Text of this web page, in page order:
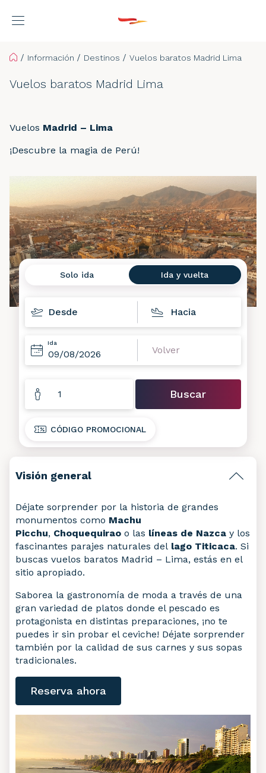
Home
Información Destinos Vuelos baratos Madrid Lima
Vuelos baratos Madrid Lima
Vuelos Madrid – Lima
¡Descubre la magia de Perú!
Solo ida Ida y vuelta
Destinos
Fechas
Ida
09 08 2026 Volver
Pasajeros
1 Buscar
CÓDIGO PROMOCIONAL
Visión general
Déjate sorprender por la historia de grandes
monumentos como Machu
Picchu, Choquequirao o las líneas de Nazca y los
fascinantes parajes naturales del lago Titicaca. Si
buscas vuelos baratos Madrid – Lima, estás en el
sitio apropiado.
Saborea la gastronomía de moda a través de una
gran variedad de platos donde el pescado es
protagonista en distintas preparaciones, ¡no te
puedes ir sin probar el ceviche! Déjate sorprender
también por la calidad de sus carnes y sus sopas
tradicionales.
Reserva ahora